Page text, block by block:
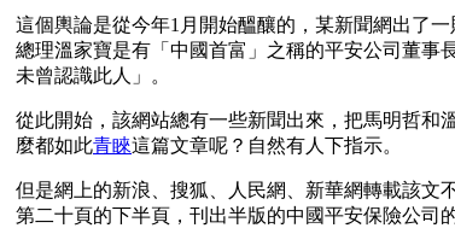
這個輿論是從今年1月開始醞釀的，某新聞網出了
總理溫家寶是有「中國首富」之稱的平安公司董事
未曾認識此人」。
從此開始，該網站總有一些新聞出來，把馬明哲和
麼都如此青睞這篇文章呢？自然有人下指示。
但是網上的新浪、搜狐、人民網、新華網轉載該文
第二十頁的下半頁，刊出半版的中國平安保險公司